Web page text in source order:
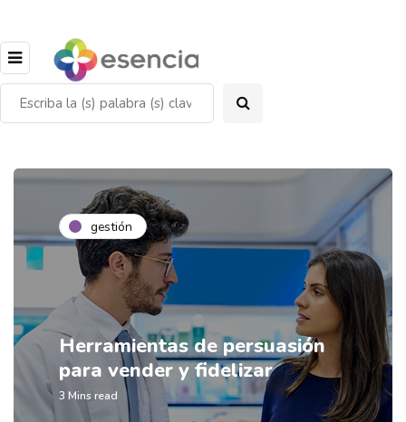
gestión
Herramientas de persuasión
para vender y fidelizar
3 Mins read